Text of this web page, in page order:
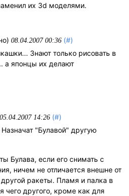
их 3d моделями.
08.04.2007 00:36 (#)
Знают только рисовать в
а японцы их делают
05.04.2007 14:26 (#)
"Булавой" другую
Булава, если его снимать с
ничем не отличается внешне от
ракеты. Пламя и палка в
чего другого, кроме как для